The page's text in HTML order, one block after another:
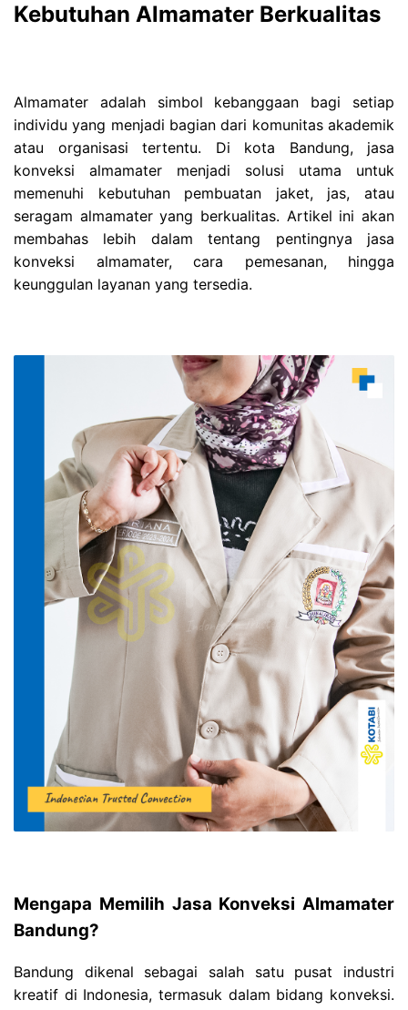
Kebutuhan Almamater Berkualitas
Almamater adalah simbol kebanggaan bagi setiap
individu yang menjadi bagian dari komunitas akademik
atau organisasi tertentu. Di kota Bandung, jasa
konveksi almamater menjadi solusi utama untuk
memenuhi kebutuhan pembuatan jaket, jas, atau
seragam almamater yang berkualitas. Artikel ini akan
membahas lebih dalam tentang pentingnya jasa
konveksi almamater, cara pemesanan, hingga
keunggulan layanan yang tersedia.
Mengapa Memilih Jasa Konveksi Almamater
Bandung?
Bandung dikenal sebagai salah satu pusat industri
kreatif di Indonesia, termasuk dalam bidang konveksi.